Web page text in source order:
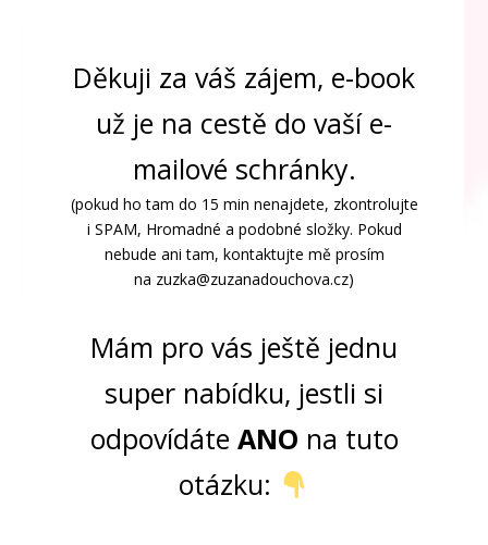
Děkuji za váš zájem, e-book
už je na cestě do vaší e-
mailové schránky.
(pokud ho tam do 15 min nenajdete, zkontrolujte
i SPAM, Hromadné a podobné složky. Pokud
nebude ani tam, kontaktujte mě prosím
na zuzka@zuzanadouchova.cz)
Mám pro vás ještě jednu
super nabídku, jestli si
odpovídáte ANO na tuto
otázku: